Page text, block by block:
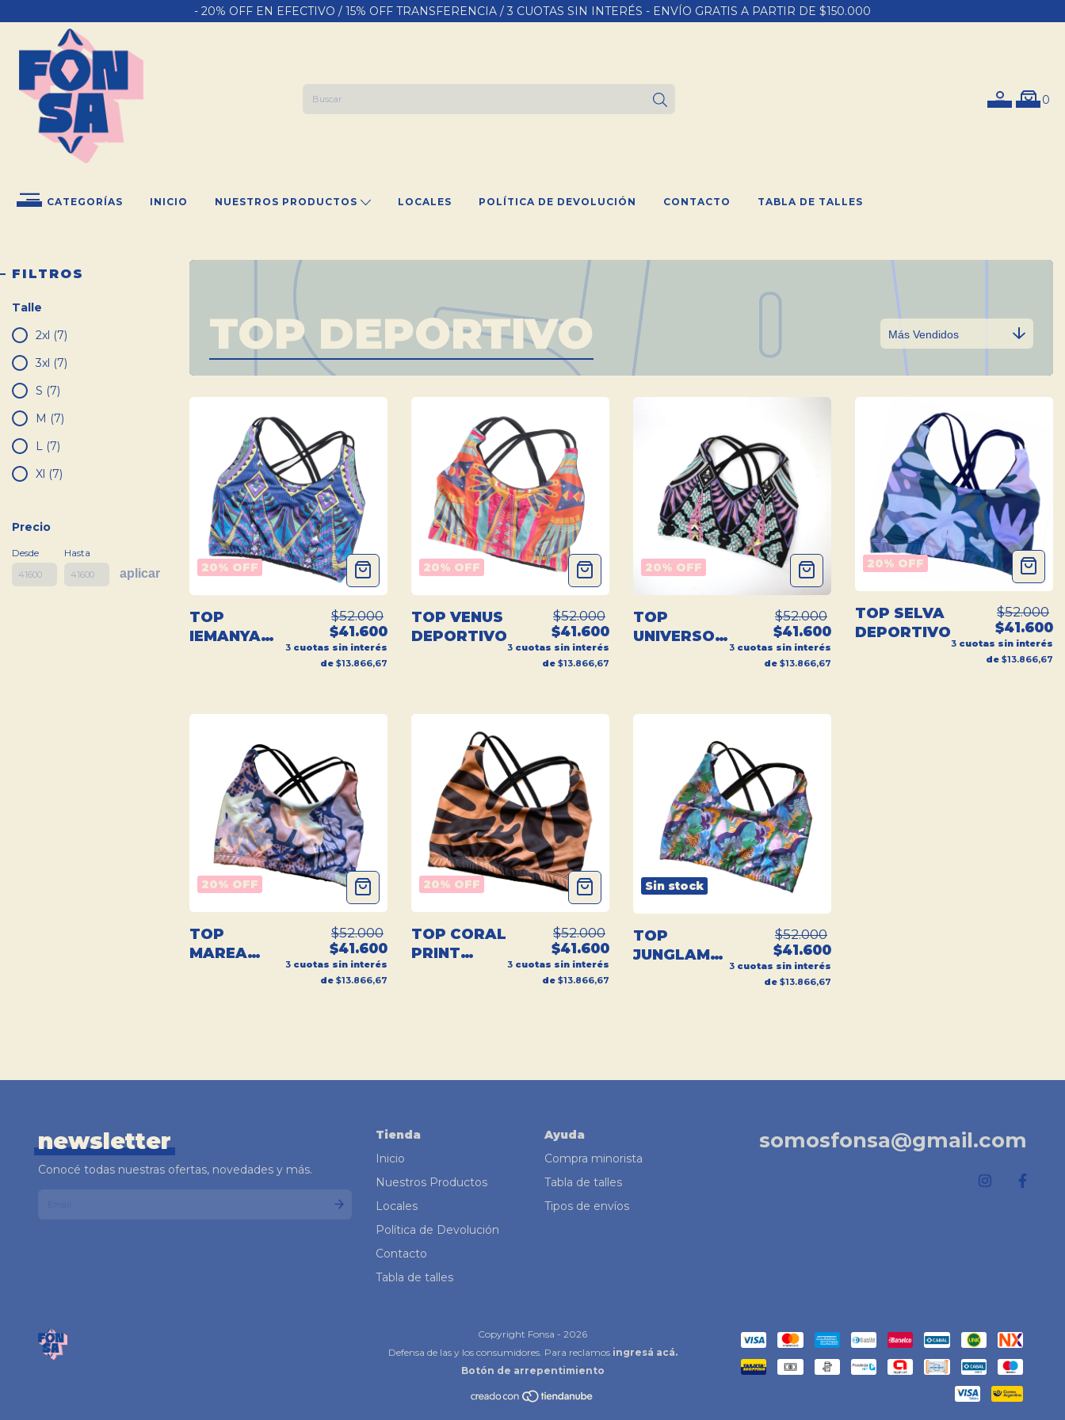
- 20% OFF EN EFECTIVO / 15% OFF TRANSFERENCIA / 3 CUOTAS SIN INTERÉS - ENVÍO GRATIS A PARTIR DE $150.000
0
CATEGORÍAS INICIO NUESTROS PRODUCTOS LOCALES POLÍTICA DE DEVOLUCIÓN CONTACTO TABLA DE TALLES
FILTROS
Talle
2xl (7)
3xl (7)
S (7)
M (7)
L (7)
Xl (7)
Precio
Desde Hasta
aplicar
TOP DEPORTIVO
20% OFF
TOP
IEMANYA
$52.000
$41.600
3 cuotas sin interés
de $13.866,67
20% OFF
TOP VENUS
DEPORTIVO
$52.000
$41.600
3 cuotas sin interés
de $13.866,67
20% OFF
TOP
UNIVERSO
$52.000
$41.600
3 cuotas sin interés
de $13.866,67
20% OFF
TOP SELVA
DEPORTIVO
$52.000
$41.600
3 cuotas sin interés
de $13.866,67
20% OFF
TOP
MAREA
$52.000
$41.600
3 cuotas sin interés
de $13.866,67
20% OFF
TOP CORAL
PRINT
$52.000
$41.600
3 cuotas sin interés
de $13.866,67
Sin stock
TOP
JUNGLAMAR
$52.000
$41.600
3 cuotas sin interés
de $13.866,67
newsletter
Conocé todas nuestras ofertas, novedades y más.
Tienda
Inicio
Nuestros Productos
Locales
Política de Devolución
Contacto
Tabla de talles
Ayuda
Compra minorista
Tabla de talles
Tipos de envíos
somosfonsa@gmail.com
Copyright Fonsa - 2026
Defensa de las y los consumidores. Para reclamos ingresá acá.
Botón de arrepentimiento